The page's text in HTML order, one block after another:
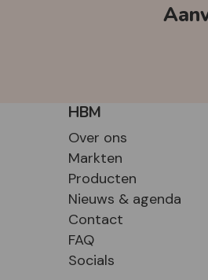
HBM
Over ons
Markten
Producten
Nieuws & agenda
Contact
FAQ
Socials